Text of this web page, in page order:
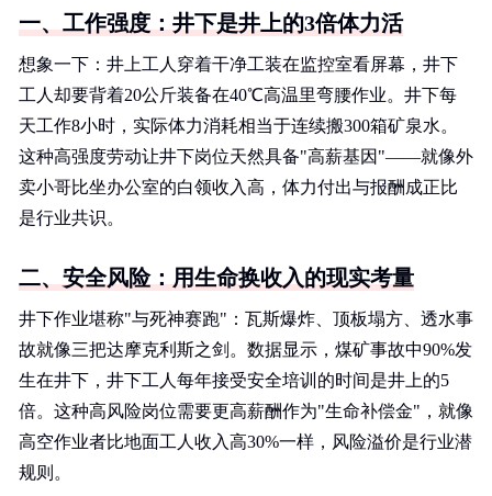
一、工作强度：井下是井上的3倍体力活
想象一下：井上工人穿着干净工装在监控室看屏幕，井下
工人却要背着20公斤装备在40℃高温里弯腰作业。井下每
天工作8小时，实际体力消耗相当于连续搬300箱矿泉水。
这种高强度劳动让井下岗位天然具备"高薪基因"——就像外
卖小哥比坐办公室的白领收入高，体力付出与报酬成正比
是行业共识。
二、安全风险：用生命换收入的现实考量
井下作业堪称"与死神赛跑"：瓦斯爆炸、顶板塌方、透水事
故就像三把达摩克利斯之剑。数据显示，煤矿事故中90%发
生在井下，井下工人每年接受安全培训的时间是井上的5
倍。这种高风险岗位需要更高薪酬作为"生命补偿金"，就像
高空作业者比地面工人收入高30%一样，风险溢价是行业潜
规则。